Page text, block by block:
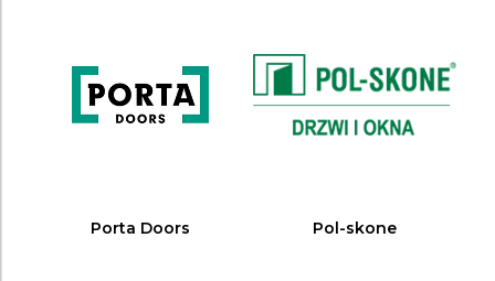
Porta Doors Pol-skone